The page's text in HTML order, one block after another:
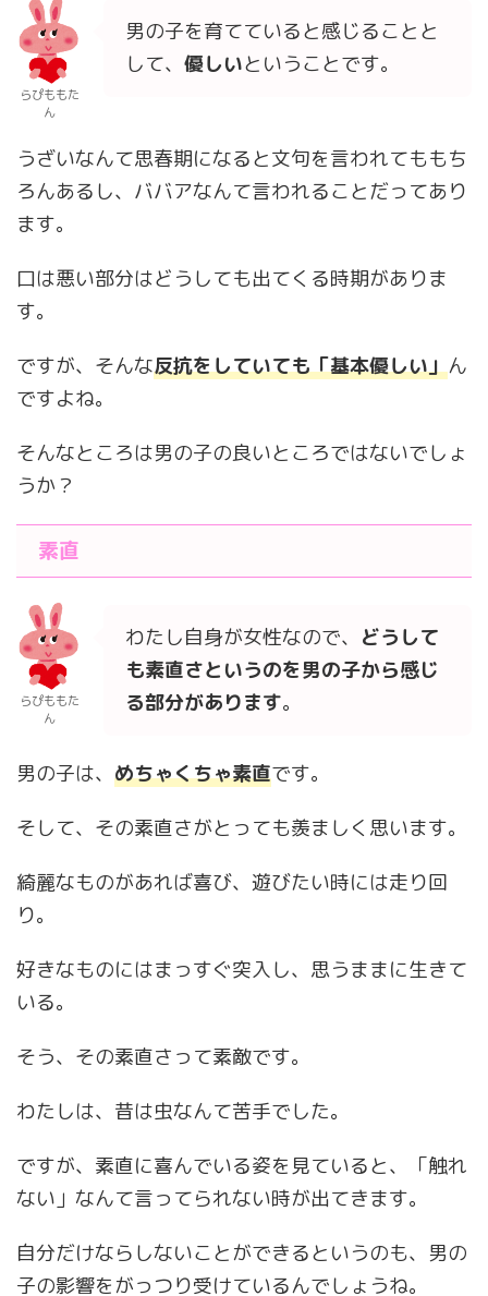
らぴももた
ん
男の子を育てていると感じることと
して、 優しいということです。
うざいなんて思春期になると文句を言われてももち
ろんあるし、ババアなんて言われることだってあり
ます。
口は悪い部分はどうしても出てくる時期がありま
す。
ですが、そんな反抗をしていても「基本優しい」ん
ですよね。
そんなところは男の子の良いところではないでしょ
うか？
素直
らぴももた
ん
わたし自身が女性なので、 どうして
も素直さというのを男の子から感じ
る部分があります。
男の子は、 めちゃくちゃ素直です。
そして、その素直さがとっても羨ましく思います。
綺麗なものがあれば喜び、遊びたい時には走り回
り。
好きなものにはまっすぐ突入し、思うままに生きて
いる。
そう、その素直さって素敵です。
わたしは、昔は虫なんて苦手でした。
ですが、素直に喜んでいる姿を見ていると、「触れ
ない」なんて言ってられない時が出てきます。
自分だけならしないことができるというのも、男の
子の影響をがっつり受けているんでしょうね。